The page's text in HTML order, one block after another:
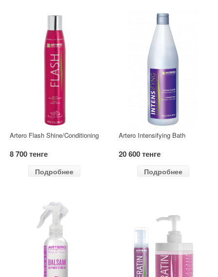
Artero Flash Shine/Conditioning
8 700 тенге
Подробнее
Artero Intensifying Bath
20 600 тенге
Подробнее